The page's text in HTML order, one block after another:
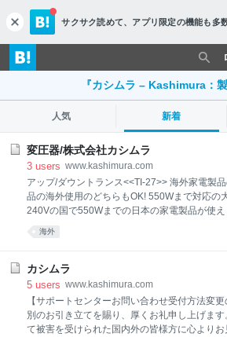
c
l
o
s
サクサク読めて、 アプリ限定の機能も多
『カシムラ – Kashimura：製
人気 新着
変圧器/株式会社カシムラ
3 users www.kashimura.com
アップ/ダウントランス<<TI-27>> 海外家電製
品の海外使用のどちらもOK! 550Wまで対応の
240Vの国で550Wまでの日本の家電製品が使
プロテクタ（自動復帰）ヒューズ内蔵の安心安
100H x 165D 本体重量：3.6kg アップ/ダウント
電製品の国内使用、日本家電製品の海外使用の
対応の大容量変圧器。 AC220〜240Vの国で
品が使えます。 AC100V(日本国内）で1000W
の家
海外
カシムラ
5 users www.kashimura.com
【サポートセンターお問い合わせ受付方法変
別のお引き立てを賜り、厚くお礼申し上げま
て被害を受けられた国内外の皆様方に心より